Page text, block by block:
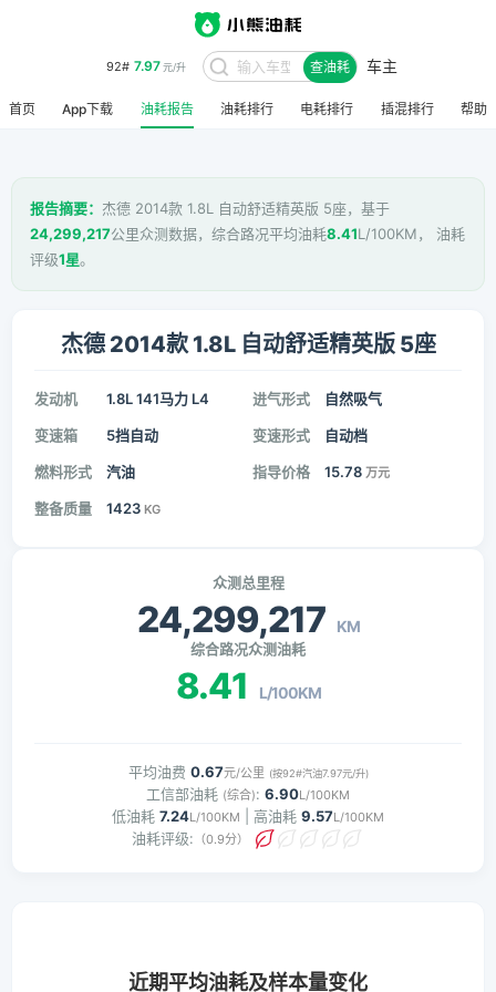
92# 7.97元/升 查油耗 车主
首页 App下载 油耗报告 油耗排行 电耗排行 插混排行 帮助
报告摘要： 杰德 2014款 1.8L 自动舒适精英版 5座，基于
24,299,217公里众测数据，综合路况平均油耗8.41L/100KM， 油耗
评级1星。
杰德 2014款 1.8L 自动舒适精英版 5座
发动机 1.8L 141马力 L4 进气形式 自然吸气
变速箱 5挡自动 变速形式 自动档
燃料形式 汽油 指导价格 15.78 万元
整备质量 1423 KG
众测总里程
24,299,217 KM
综合路况众测油耗
8.41 L/100KM
平均油费 0.67元/公里 (按92#汽油7.97元/升)
工信部油耗 (综合): 6.90L/100KM
低油耗 7.24L/100KM | 高油耗 9.57L/100KM
油耗评级: （0.9分）